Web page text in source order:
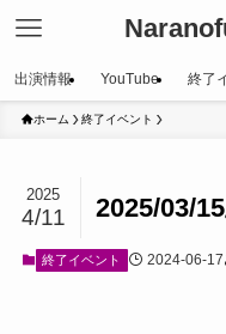
出演情報 YouTube 終了
ホーム 終了イベント
2025/03/
2025
4/11
終了イベント 2024-06-17